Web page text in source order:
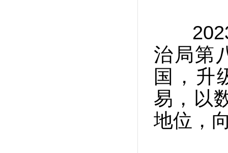
2023
治局第
国，升
易，以
地位，